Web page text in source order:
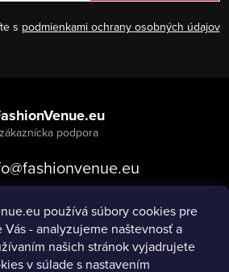
používá súbory cookies pre
- analyzujeme naštevnosť a
našich stránok vyjadrujete
v súlade s nastavením
s podmienkami ochrany osobných údajov
@fashionvenue.eu